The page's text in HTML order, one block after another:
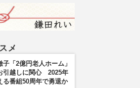
メ
子「2億円老人ホーム」
引越しに関心 2025年
る番組50周年で勇退か